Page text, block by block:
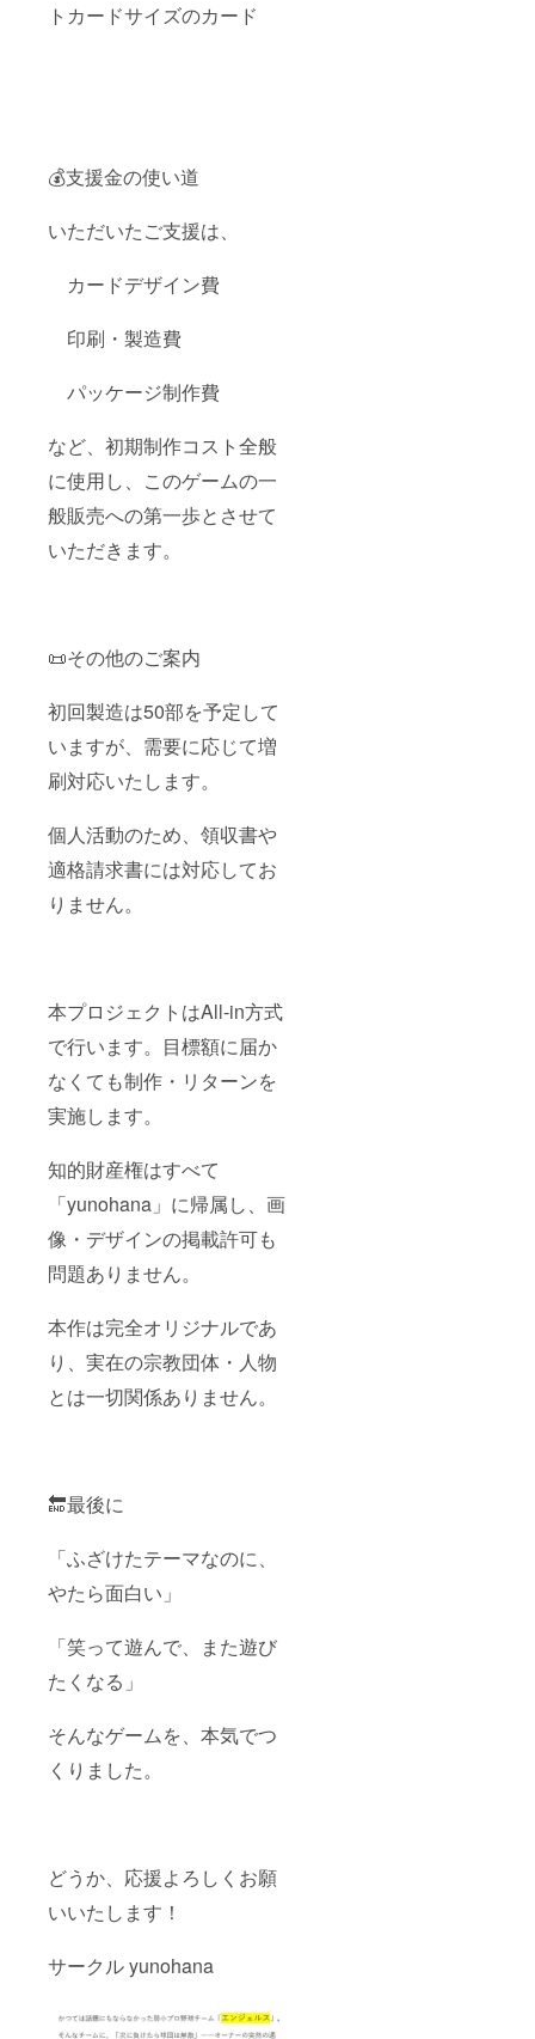
トカードサイズのカード
💰支援金の使い道
いただいたご支援は、
カードデザイン費
印刷・製造費
パッケージ制作費
など、初期制作コスト全般
に使用し、このゲームの一
般販売への第一歩とさせて
いただきます。
📜その他のご案内
初回製造は50部を予定して
いますが、需要に応じて増
刷対応いたします。
個人活動のため、領収書や
適格請求書には対応してお
りません。
本プロジェクトはAll-in方式
で行います。目標額に届か
なくても制作・リターンを
実施します。
知的財産権はすべて
「yunohana」に帰属し、画
像・デザインの掲載許可も
問題ありません。
本作は完全オリジナルであ
り、実在の宗教団体・人物
とは一切関係ありません。
🔚最後に
「ふざけたテーマなのに、
やたら面白い」
「笑って遊んで、また遊び
たくなる」
そんなゲームを、本気でつ
くりました。
どうか、応援よろしくお願
いいたします！
サークル yunohana